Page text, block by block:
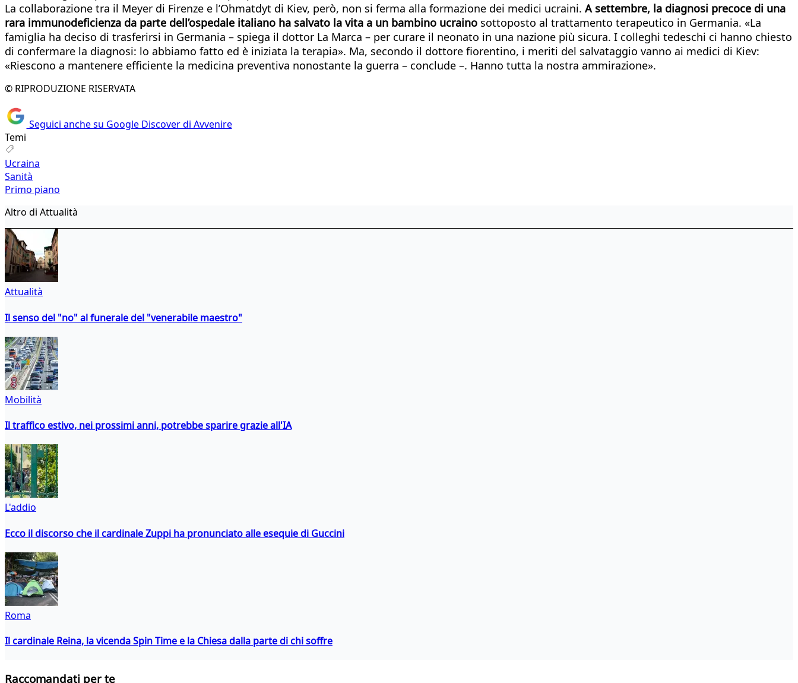
La collaborazione tra il Meyer di Firenze e l’Ohmatdyt di Kiev, però, non si ferma alla formazione dei medici ucraini. A settembre, la diagnosi precoce di una
rara immunodeficienza da parte dell’ospedale italiano ha salvato la vita a un bambino ucraino sottoposto al trattamento terapeutico in Germania. «La
famiglia ha deciso di trasferirsi in Germania – spiega il dottor La Marca – per curare il neonato in una nazione più sicura. I colleghi tedeschi ci hanno chiesto
di confermare la diagnosi: lo abbiamo fatto ed è iniziata la terapia». Ma, secondo il dottore fiorentino, i meriti del salvataggio vanno ai medici di Kiev:
«Riescono a mantenere efficiente la medicina preventiva nonostante la guerra – conclude –. Hanno tutta la nostra ammirazione».
© RIPRODUZIONE RISERVATA
Seguici anche su Google Discover di Avvenire
Temi
Ucraina
Sanità
Primo piano
Altro di Attualità
Attualità
Il senso del "no" al funerale del "venerabile maestro"
Mobilità
Il traffico estivo, nei prossimi anni, potrebbe sparire grazie all'IA
L'addio
Ecco il discorso che il cardinale Zuppi ha pronunciato alle esequie di Guccini
Roma
Il cardinale Reina, la vicenda Spin Time e la Chiesa dalla parte di chi soffre
Raccomandati per te